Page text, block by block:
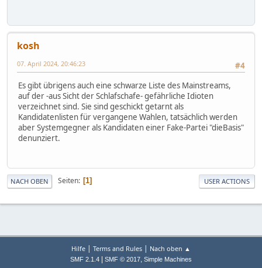
kosh
#4
07. April 2024, 20:46:23
Es gibt übrigens auch eine schwarze Liste des Mainstreams,
auf der -aus Sicht der Schlafschafe- gefährliche Idioten
verzeichnet sind. Sie sind geschickt getarnt als
Kandidatenlisten für vergangene Wahlen, tatsächlich werden
aber Systemgegner als Kandidaten einer Fake-Partei "dieBasis"
denunziert.
NACH OBEN Seiten 1 USER ACTIONS
Hilfe | Terms and Rules | Nach oben ▲
SMF 2.1.4 SMF © 2017, Simple Machines